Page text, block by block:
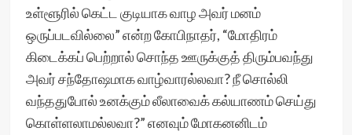
உள்ளூரில் கெட்ட குடியாக வாழ அவர் மனம்
ஒருப்படவில்லை” என்ற கோபிநாதர், “மோதிரம்
கிடைக்கப் பெற்றால் சொந்த ஊருக்குத் திரும்பவந்து
அவர் சந்தோஷமாக வாழ்வாரல்லவா? நீ சொல்லி
வந்ததுபோல் உனக்கும் லீலாவைக் கல்யாணம் செய்து
கொள்ளலாமல்லவா?” எனவும் மோகனனிடம்